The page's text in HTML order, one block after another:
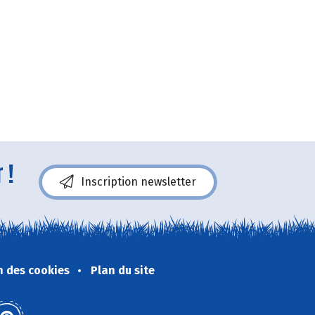
! Inscription newsletter
des cookies Plan du site